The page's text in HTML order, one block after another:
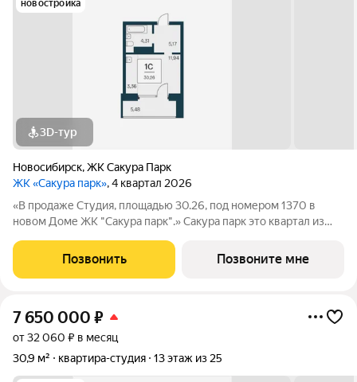
новостройка
3D-тур
Новосибирск,ЖК Сакура Парк
ЖК «Сакура парк», 4 квартал 2026
«В продаже Студия, площадью 30.26, под номером 1370 в
новом Доме ЖК "Сакура парк".» Сакура парк это квартал из
новом центре, в шаговой доступности от станции метро
«Октябрьская». Камерное
Позвонить Позвоните мне
7 650 000 ₽
от 32 060 ₽ в месяц
30,9 м²
квартира-студия 13 этаж из 25